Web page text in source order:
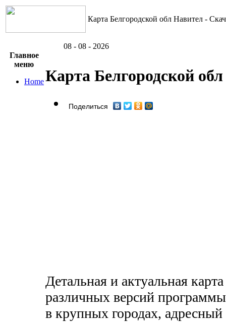
Карта Белгородской обл Навител -
08 - 08 - 2026
Главное
меню
HomeКарта Белгородской
Поделиться
Детальная и актуальная
различных версий
в крупных городах,